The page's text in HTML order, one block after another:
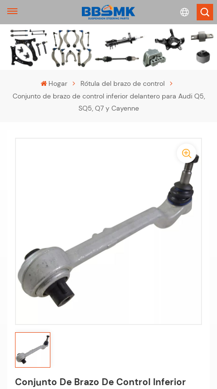
English
français
Hogar
Rótula del brazo de control
Conjunto de brazo de control inferior delantero para Audi Q5,
SQ5, Q7 y Cayenne
Conjunto De Brazo De Control Inferior